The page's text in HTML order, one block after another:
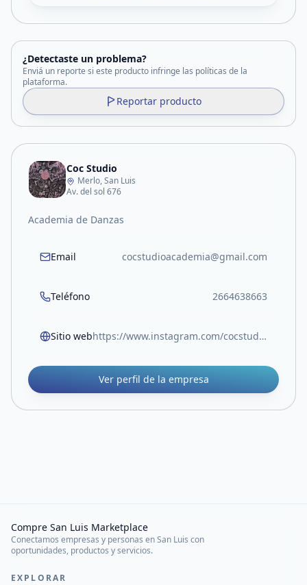
¿Detectaste un problema?
Enviá un reporte si este producto infringe las políticas de la
plataforma.
Reportar producto
Coc Studio
Merlo, San Luis
Av. del sol 676
Academia de Danzas
Email cocstudioacademia@gmail.com
Teléfono 2664638663
Sitio web https://www.instagram.com/cocstudio_ok?igsh=aThkODE0bXJwbGxt&utm_source=qr
Ver perfil de la empresa
Compre San Luis Marketplace
Conectamos empresas y personas en San Luis con
oportunidades, productos y servicios.
EXPLORAR